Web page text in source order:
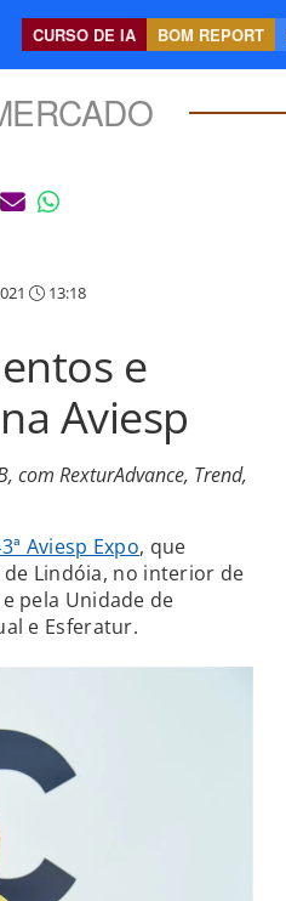
CURSO DE IA BOM REPORT
13:18
e
Aviesp
com RexturAdvance, Trend,
Aviesp Expo, que
de Lindóia, no interior de
pela Unidade de
e Esferatur.